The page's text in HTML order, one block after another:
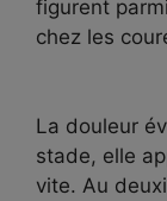
figurent
chez les
La douleur
stade, elle
vite. Au